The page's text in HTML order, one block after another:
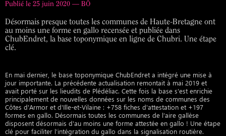
Publié le 25 juin 2020 — BÔ
Désormais presque toutes les communes de Haute-Bretagne ont
au moins une forme en gallo recensée et publiée dans
ChubEndret, la base toponymique en ligne de Chubri. Une étape
clé.
En mai dernier, le base toponymique ChubEndret a intégré une mise à
jour importante. La précédente actualisation remontait à mai 2019 et
avait porté sur les lieudits de Plédéliac. Cette fois la base s'est enrichie
principalement de nouvelles données sur les noms de communes des
Côtes d'Armor et d'Ille-et-Vilaine : +758 fiches d'attestation et +197
formes en gallo. Désormais toutes les communes de l’aire gallèse
disposent désormais d'au moins une forme attestée en gallo ! Une étape
clé pour faciliter l’intégration du gallo dans la signalisation routière.